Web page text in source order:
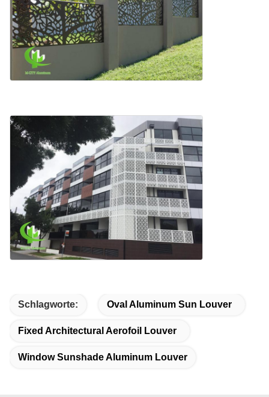
Schlagworte: Oval Aluminum Sun Louver
Fixed Architectural Aerofoil Louver
Window Sunshade Aluminum Louver